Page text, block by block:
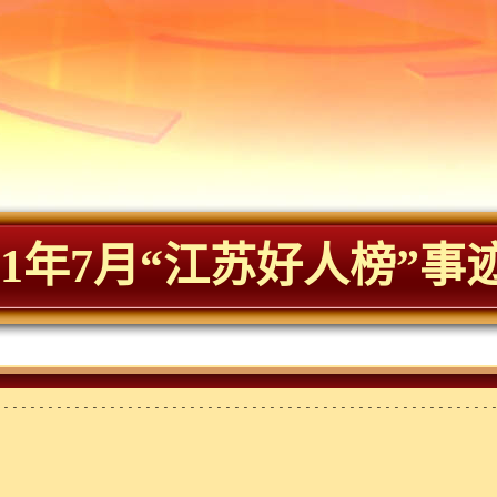
年7月“江苏好人榜”事